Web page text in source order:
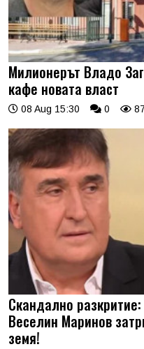
Милионерът Владо
кафе новата власт
08 Aug 15:30 0
Скандално
Веселин Маринов
земя!